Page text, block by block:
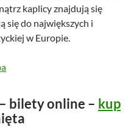
kaplicy znajdują się
się do największych i
w Europie.
– bilety online – kup